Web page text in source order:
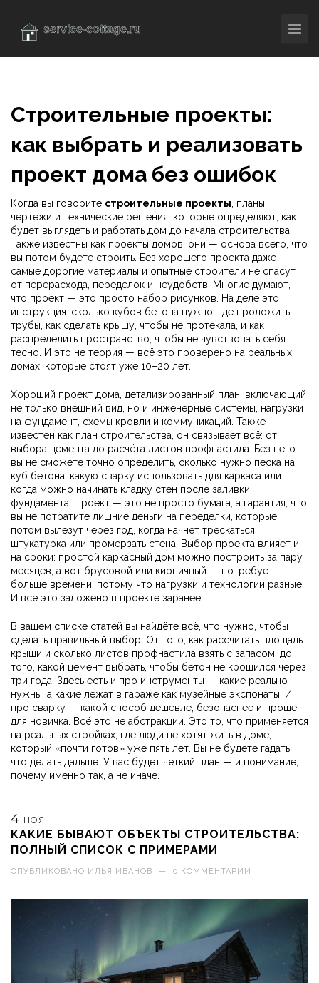
Строительные проекты:
как выбрать и реализовать
проект дома без ошибок
Когда вы говорите строительные проекты планы,
чертежи и технические решения, которые определяют, как
будет выглядеть и работать дом до начала строительства
Также известны как проекты домов , они — основа всего, что
вы потом будете строить. Без хорошего проекта даже
самые дорогие материалы и опытные строители не спасут
от перерасхода, переделок и неудобств.
Многие думают,
что проект — это просто набор рисунков. На деле это
инструкция: сколько кубов бетона нужно, где проложить
трубы, как сделать крышу, чтобы не протекала, и как
распределить пространство, чтобы не чувствовать себя
тесно. И это не теория — всё это проверено на реальных
домах, которые стоят уже 10–20 лет.
Хороший проект дома детализированный план, включающий
не только внешний вид, но и инженерные системы, нагрузки
на фундамент, схемы кровли и коммуникаций . Также
известен как план строительства , он связывает всё: от
выбора цемента до расчёта листов профнастила. Без него
вы не сможете точно определить, сколько нужно песка на
куб бетона, какую сварку использовать для каркаса или
когда можно начинать кладку стен после заливки
фундамента. Проект — это не просто бумага, а гарантия, что
вы не потратите лишние деньги на переделки, которые
потом вылезут через год, когда начнёт трескаться
штукатурка или промерзать стена.
Выбор проекта влияет и
на сроки: простой каркасный дом можно построить за пару
месяцев, а вот брусовой или кирпичный — потребует
больше времени, потому что нагрузки и технологии разные.
И всё это заложено в проекте заранее.
В вашем списке статей вы найдёте всё, что нужно, чтобы
сделать правильный выбор. От того, как рассчитать площадь
крыши и сколько листов профнастила взять с запасом, до
того, какой цемент выбрать, чтобы бетон не крошился через
три года. Здесь есть и про инструменты — какие реально
нужны, а какие лежат в гараже как музейные экспонаты. И
про сварку — какой способ дешевле, безопаснее и проще
для новичка. Всё это не абстракции. Это то, что применяется
на реальных стройках, где люди не хотят жить в доме,
который «почти готов» уже пять лет. Вы не будете гадать,
что делать дальше. У вас будет чёткий план — и понимание,
почему именно так, а не иначе.
4 НОЯ
КАКИЕ БЫВАЮТ ОБЪЕКТЫ СТРОИТЕЛЬСТВА:
ПОЛНЫЙ СПИСОК С ПРИМЕРАМИ
ОПУБЛИКОВАНО ИЛЬЯ ИВАНОВ — 0 КОММЕНТАРИИ